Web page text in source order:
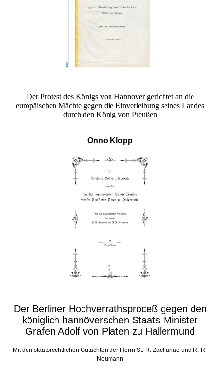
Der Protest des Königs von Hannover gerichtet an die
europäischen Mächte gegen die Einverleibung seines Landes
durch den König von Preußen
Onno Klopp
Der Berliner Hochverrathsproceß gegen den
königlich hannöverschen Staats-Minister
Grafen Adolf von Platen zu Hallermund
Mit den staatsrechtlichen Gutachten der Herrn St.-R. Zachariae und R.-R-
Neumann